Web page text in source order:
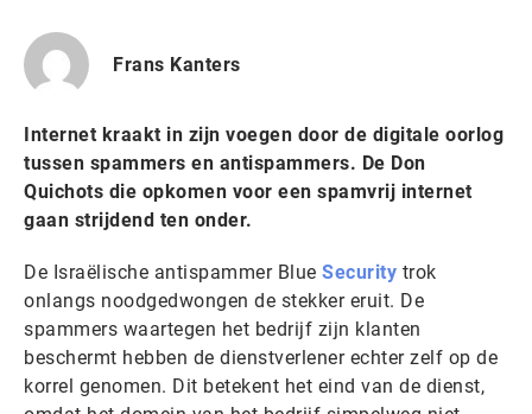
Frans Kanters
Internet kraakt in zijn voegen door de digitale oorlog
tussen spammers en antispammers. De Don
Quichots die opkomen voor een spamvrij internet
gaan strijdend ten onder.
De Israëlische antispammer Blue Security trok
onlangs noodgedwongen de stekker eruit. De
spammers waartegen het bedrijf zijn klanten
beschermt hebben de dienstverlener echter zelf op de
korrel genomen. Dit betekent het eind van de dienst,